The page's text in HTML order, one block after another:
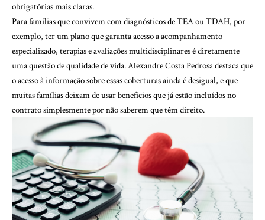
obrigatórias mais claras.
Para famílias que convivem com diagnósticos de TEA ou TDAH, por
exemplo, ter um plano que garanta acesso a acompanhamento
especializado, terapias e avaliações multidisciplinares é diretamente
uma questão de qualidade de vida. Alexandre Costa Pedrosa destaca que
o acesso à informação sobre essas coberturas ainda é desigual, e que
muitas famílias deixam de usar benefícios que já estão incluídos no
contrato simplesmente por não saberem que têm direito.